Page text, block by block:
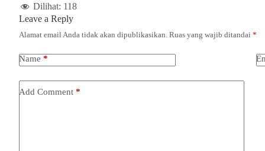
Dilihat: 118
Leave a Reply
Alamat email Anda tidak akan dipublikasikan. Ruas yang wajib ditandai *
Name *
Add Comment *